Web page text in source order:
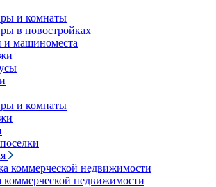
и комнаты
в новостройках
и машиноместа
и комнаты
коммерческой недвижимости
коммерческой недвижимости